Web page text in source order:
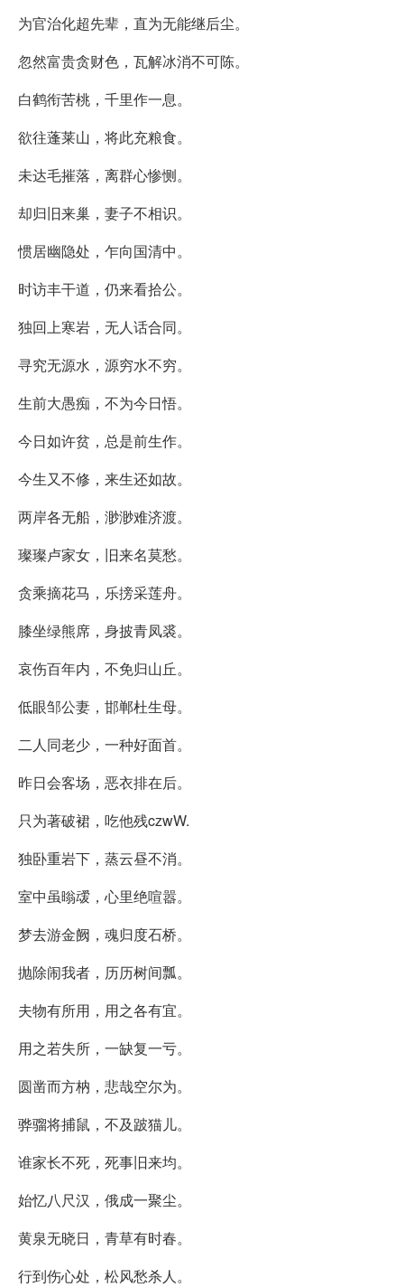
为官治化超先辈，直为无能继后尘。
忽然富贵贪财色，瓦解冰消不可陈。
白鹤衔苦桃，千里作一息。
欲往蓬莱山，将此充粮食。
未达毛摧落，离群心惨恻。
却归旧来巢，妻子不相识。
惯居幽隐处，乍向国清中。
时访丰干道，仍来看拾公。
独回上寒岩，无人话合同。
寻究无源水，源穷水不穷。
生前大愚痴，不为今日悟。
今日如许贫，总是前生作。
今生又不修，来生还如故。
两岸各无船，渺渺难济渡。
璨璨卢家女，旧来名莫愁。
贪乘摘花马，乐搒采莲舟。
膝坐绿熊席，身披青凤裘。
哀伤百年内，不免归山丘。
低眼邹公妻，邯郸杜生母。
二人同老少，一种好面首。
昨日会客场，恶衣排在后。
只为著破裙，吃他残czwW.
独卧重岩下，蒸云昼不消。
室中虽暡叆，心里绝喧嚣。
梦去游金阙，魂归度石桥。
抛除闹我者，历历树间瓢。
夫物有所用，用之各有宜。
用之若失所，一缺复一亏。
圆凿而方枘，悲哉空尔为。
骅骝将捕鼠，不及跛猫儿。
谁家长不死，死事旧来均。
始忆八尺汉，俄成一聚尘。
黄泉无晓日，青草有时春。
行到伤心处，松风愁杀人。